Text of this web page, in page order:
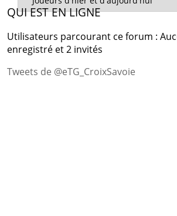
QUI EST EN LIGNE
Utilisateurs parcourant ce forum :
enregistré et 2 invités
Tweets de @eTG_CroixSavoie